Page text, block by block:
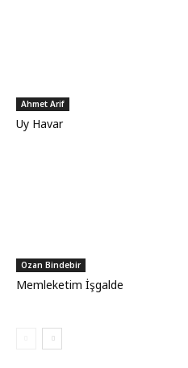
Ahmet Arif
Uy Havar
Ozan Bindebir
Memleketim İşgalde